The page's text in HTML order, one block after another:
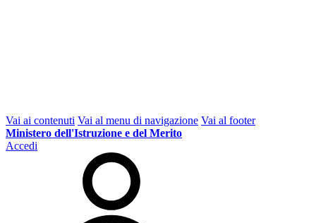
Vai ai contenuti Vai al menu di navigazione Vai al footer
Ministero dell'Istruzione e del Merito
Accedi